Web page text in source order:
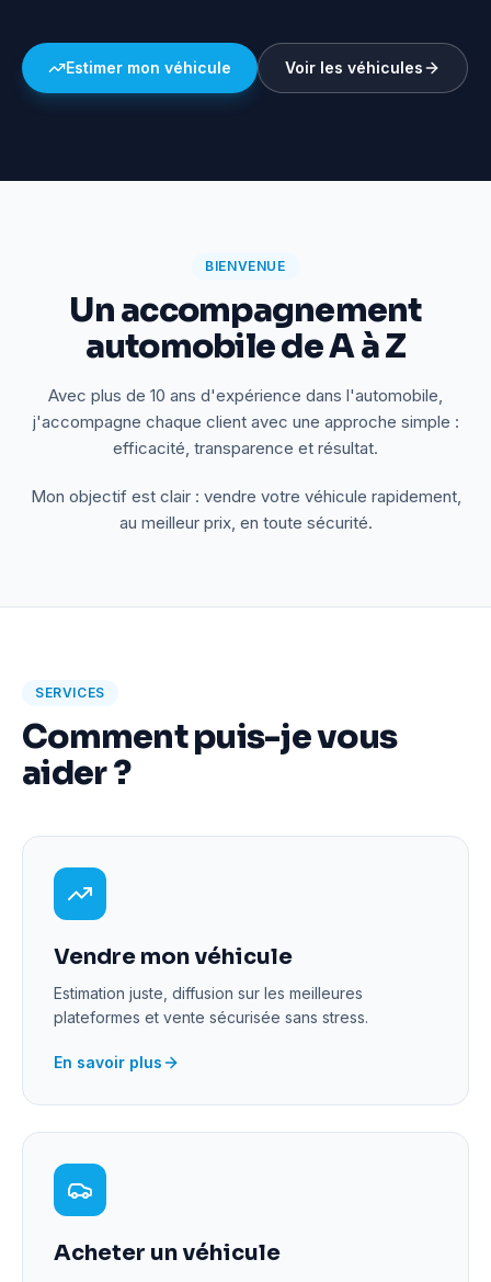
Estimer mon véhicule Voir les véhicules
BIENVENUE
Un accompagnement
automobile de A à Z
Avec plus de 10 ans d'expérience dans l'automobile,
j'accompagne chaque client avec une approche simple :
efficacité, transparence et résultat.
Mon objectif est clair : vendre votre véhicule rapidement,
au meilleur prix, en toute sécurité.
SERVICES
Comment puis-je vous
aider ?
Vendre mon véhicule
Estimation juste, diffusion sur les meilleures
plateformes et vente sécurisée sans stress.
En savoir plus
Acheter un véhicule